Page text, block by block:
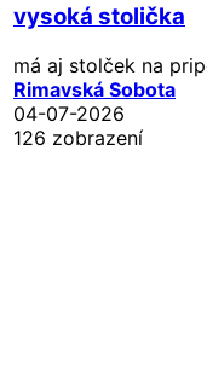
vysoká stolička
má aj stolček na
Rimavská Sobota
04-07-2026
126 zobrazení